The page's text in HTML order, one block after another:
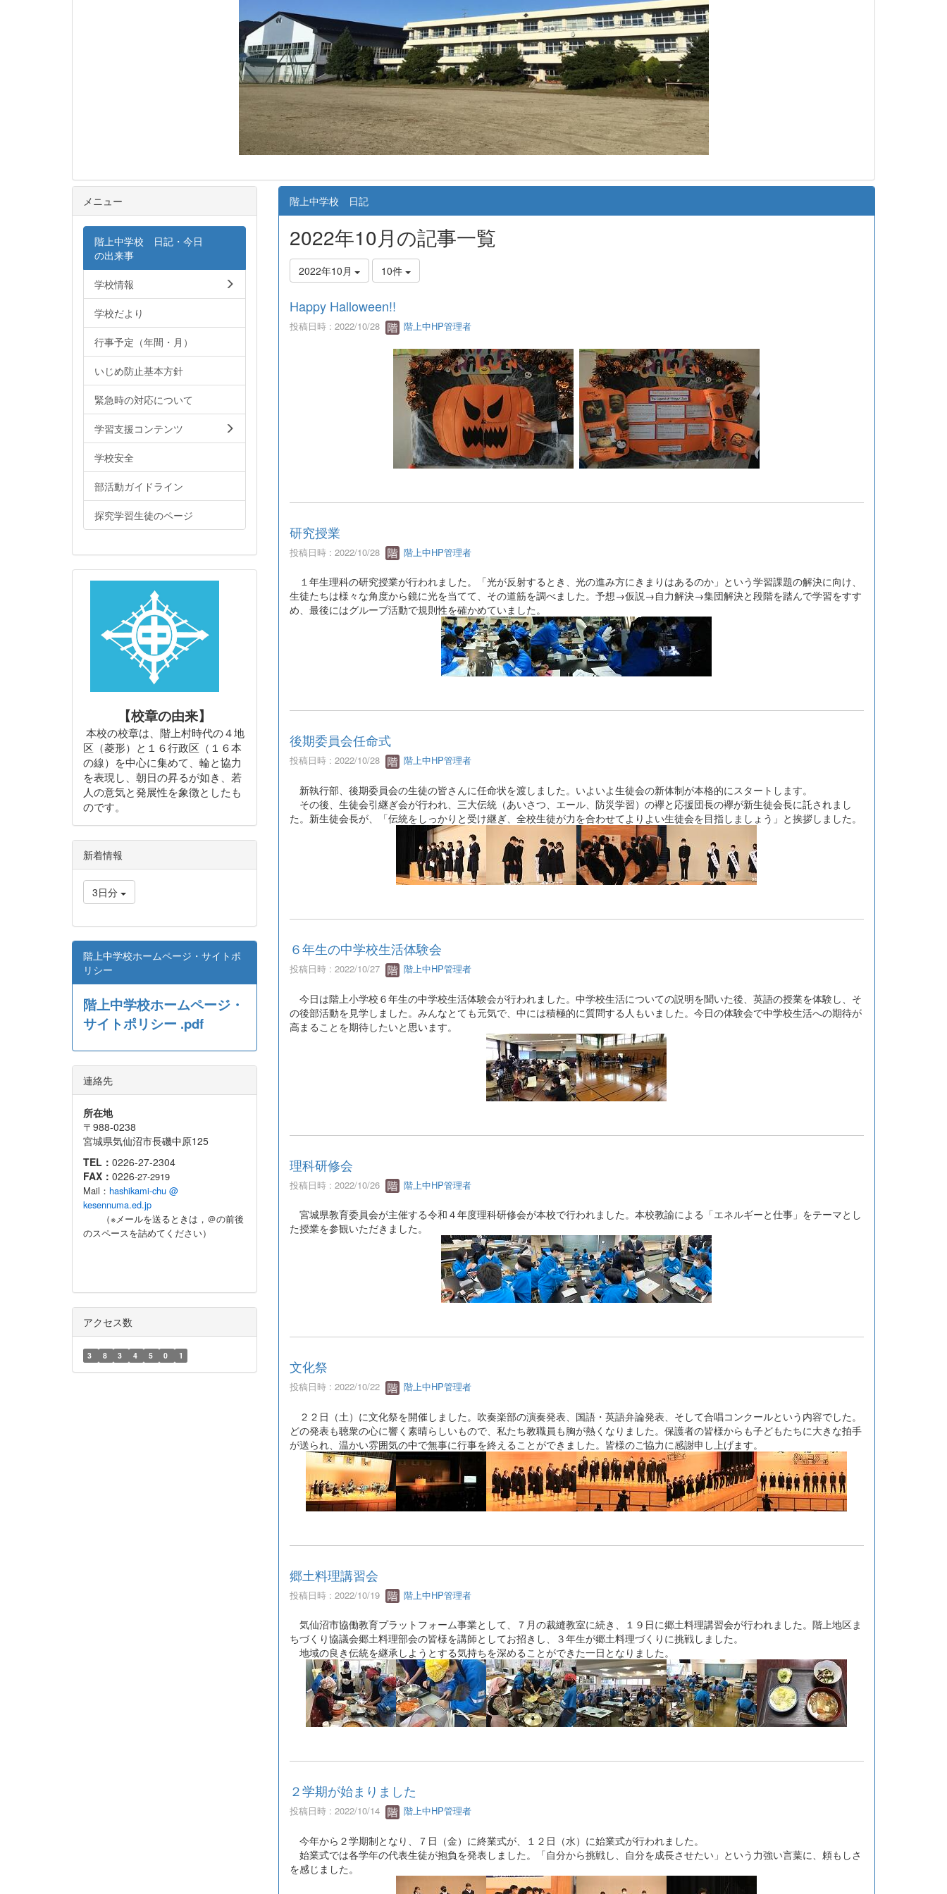
階上中学校 日記
2022年10月の記事一覧
2022年10月 10件
Happy Halloween!!
投稿日時 : 2022/10/28 階上中HP管理者
研究授業
投稿日時 : 2022/10/28 階上中HP管理者
１年生理科の研究授業が行われました。「光が反射するとき、光の進み方にきまりはあるのか」という学習課題の解決に向け、
生徒たちは様々な角度から鏡に光を当てて、その道筋を調べました。予想→仮説→自力解決→集団解決と段階を踏んで学習をすす
め、最後にはグループ活動で規則性を確かめていました。
後期委員会任命式
投稿日時 : 2022/10/28 階上中HP管理者
新執行部、後期委員会の生徒の皆さんに任命状を渡しました。いよいよ生徒会の新体制が本格的にスタートします。
その後、生徒会引継ぎ会が行われ、三大伝統（あいさつ、エール、防災学習）の襷と応援団長の襷が新生徒会長に託されまし
た。新生徒会長が、「伝統をしっかりと受け継ぎ、全校生徒が力を合わせてよりよい生徒会を目指しましょう」と挨拶しました。
６年生の中学校生活体験会
投稿日時 : 2022/10/27 階上中HP管理者
今日は階上小学校６年生の中学校生活体験会が行われました。中学校生活についての説明を聞いた後、英語の授業を体験し、そ
の後部活動を見学しました。みんなとても元気で、中には積極的に質問する人もいました。今日の体験会で中学校生活への期待が
高まることを期待したいと思います。
理科研修会
投稿日時 : 2022/10/26 階上中HP管理者
宮城県教育委員会が主催する令和４年度理科研修会が本校で行われました。本校教諭による「エネルギーと仕事」をテーマとし
た授業を参観いただきました。
文化祭
投稿日時 : 2022/10/22 階上中HP管理者
２２日（土）に文化祭を開催しました。吹奏楽部の演奏発表、国語・英語弁論発表、そして合唱コンクールという内容でした。
どの発表も聴衆の心に響く素晴らしいもので、私たち教職員も胸が熱くなりました。保護者の皆様からも子どもたちに大きな拍手
が送られ、温かい雰囲気の中で無事に行事を終えることができました。皆様のご協力に感謝申し上げます。
郷土料理講習会
投稿日時 : 2022/10/19 階上中HP管理者
気仙沼市協働教育プラットフォーム事業として、７月の裁縫教室に続き、１９日に郷土料理講習会が行われました。階上地区ま
ちづくり協議会郷土料理部会の皆様を講師としてお招きし、３年生が郷土料理づくりに挑戦しました。
地域の良き伝統を継承しようとする気持ちを深めることができた一日となりました。
２学期が始まりました
投稿日時 : 2022/10/14 階上中HP管理者
今年から２学期制となり、７日（金）に終業式が、１２日（水）に始業式が行われました。
始業式では各学年の代表生徒が抱負を発表しました。「自分から挑戦し、自分を成長させたい」という力強い言葉に、頼もしさ
を感じました。
メニュー
階上中学校 日記・今日
の出来事
学校情報
学校だより
行事予定（年間・月）
いじめ防止基本方針
緊急時の対応について
学習支援コンテンツ
学校安全
部活動ガイドライン
探究学習生徒のページ
【校章の由来】
本校の校章は、階上村時代の４地
区（菱形）と１６行政区（１６本
の線）を中心に集めて、輪と協力
を表現し、朝日の昇るが如き、若
人の意気と発展性を象徴としたも
のです。
新着情報
3日分
階上中学校ホームページ・サイトポ
リシー
階上中学校ホームページ・
サイトポリシー .pdf
連絡先
所在地
〒988-0238
宮城県気仙沼市長磯中原125
TEL： 0226-27-2304
FAX： 0226-27-2919
Mail： hashikami-chu @
kesennuma.ed.jp
（※メールを送るときは，＠の前後
のスペースを詰めてください）
アクセス数
3 8 3 4 5 0 1